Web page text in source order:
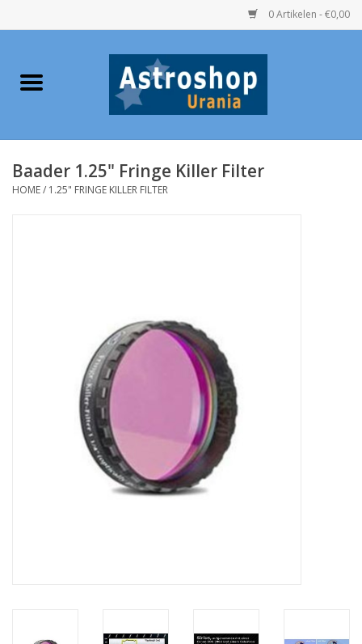
0 Artikelen - €0,00
Home
Telescopen
Globes / Gadgets
Baader 1.25" Fringe Killer Filter
HOME/ 1.25" FRINGE KILLER FILTER